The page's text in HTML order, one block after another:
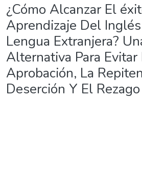
¿Cómo Alcanzar El
Aprendizaje Del
Lengua Extranjera?
Alternativa Para Evitar
Aprobación, La
Deserción Y El